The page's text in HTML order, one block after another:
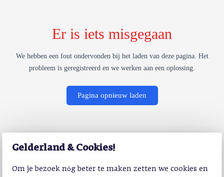
Gelderland & Cookies!
Om je bezoek nóg beter te maken zetten we cookies en
Er is iets misgegaan
We hebben een fout ondervonden bij het laden van deze pagina. Het
probleem is geregistreerd en we werken aan een oplossing.
Pagina opnieuw laden